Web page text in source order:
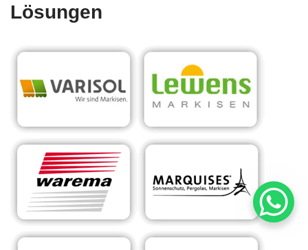
Lösungen